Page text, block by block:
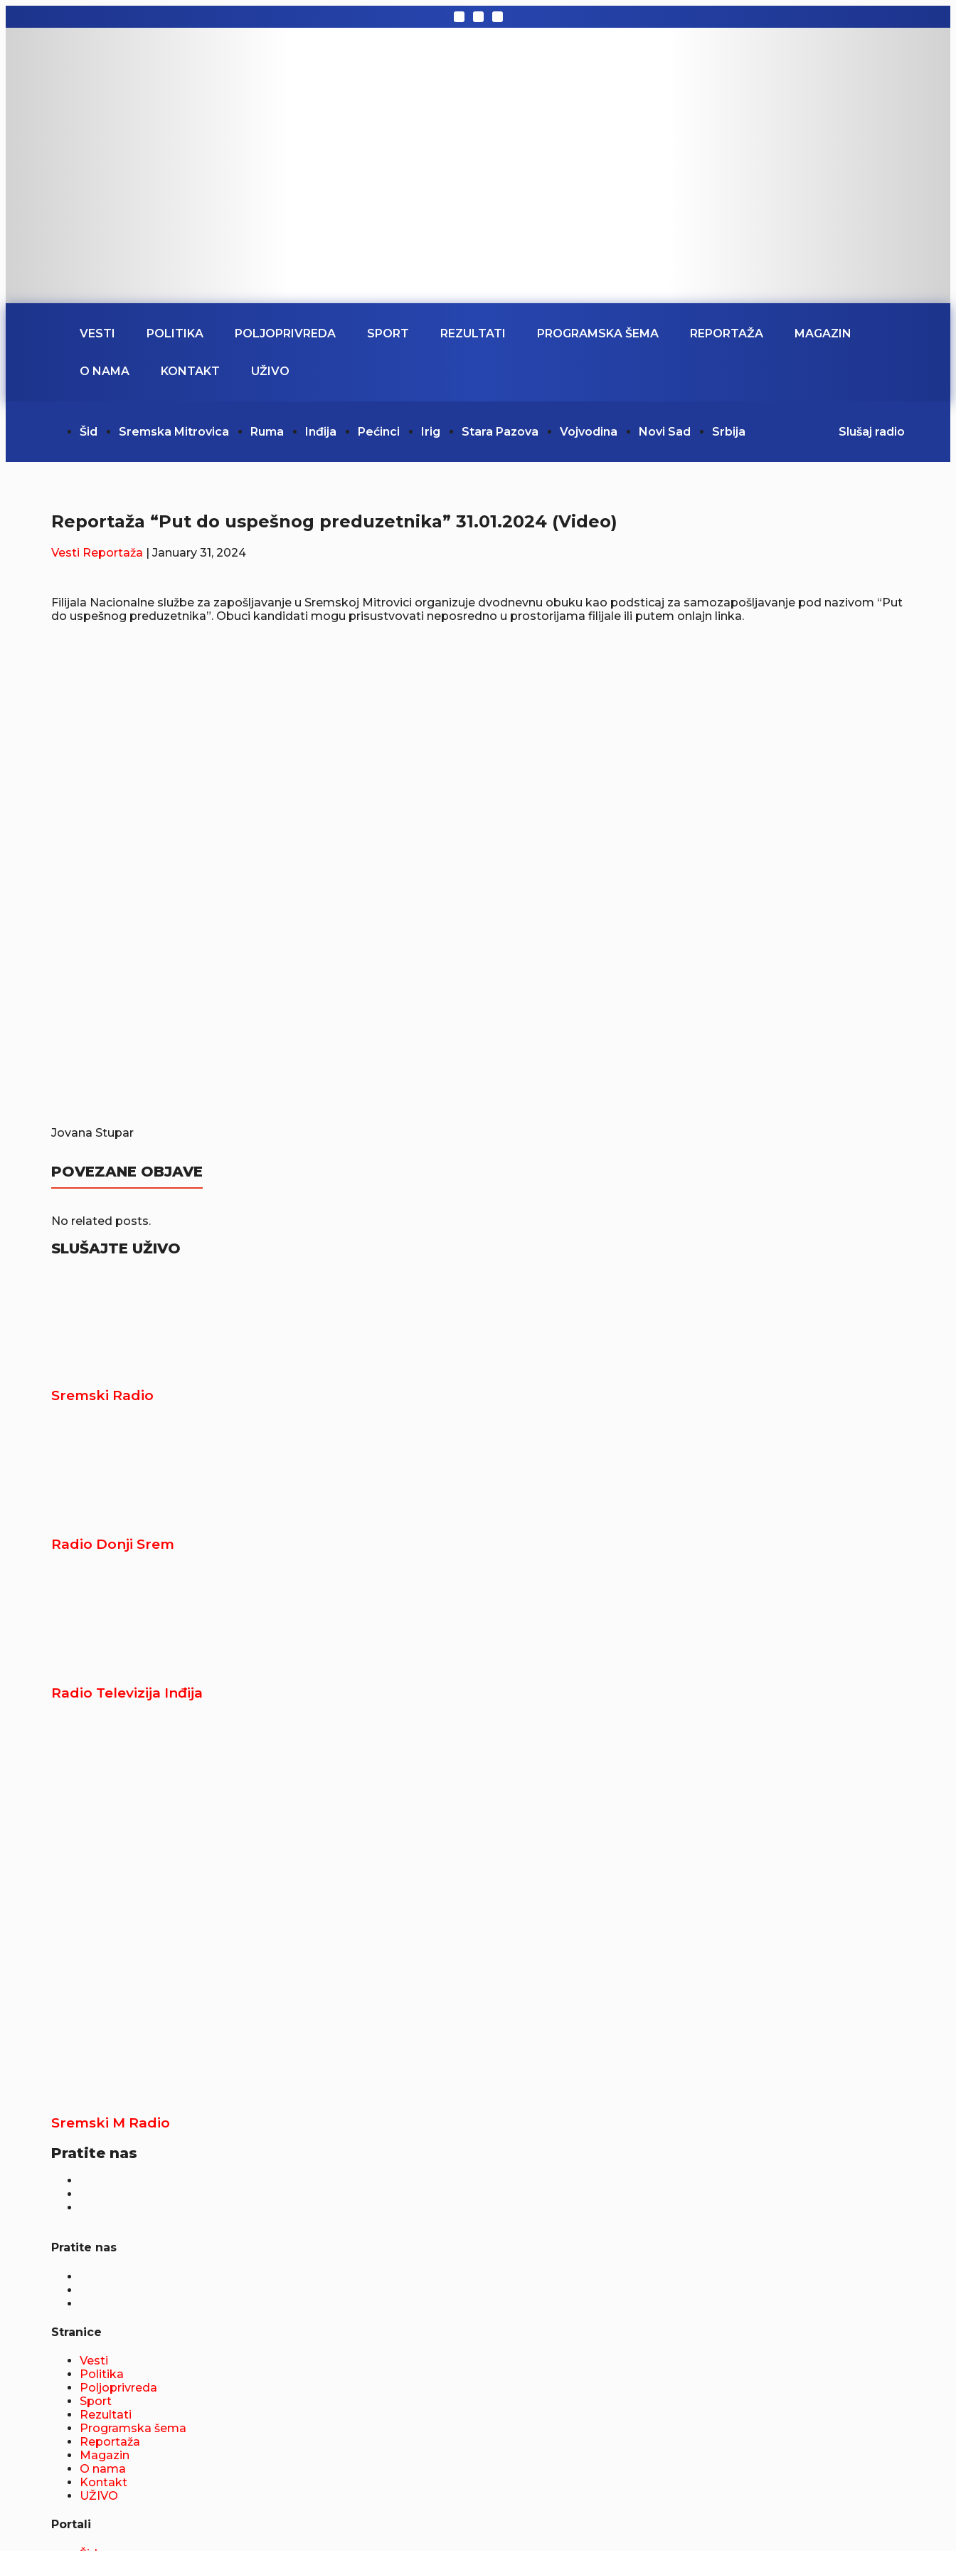
VESTI POLITIKA POLJOPRIVREDA SPORT REZULTATI PROGRAMSKA ŠEMA REPORTAŽA MAGAZIN
O NAMA KONTAKT UŽIVO
Šid Sremska Mitrovica Ruma Inđija Pećinci Irig Stara Pazova Vojvodina Novi Sad Srbija Slušaj radio
Reportaža “Put do uspešnog preduzetnika” 31.01.2024 (Video)
Vesti Reportaža | January 31, 2024
Filijala Nacionalne službe za zapošljavanje u Sremskoj Mitrovici organizuje dvodnevnu obuku kao podsticaj za samozapošljavanje pod nazivom “Put
do uspešnog preduzetnika”. Obuci kandidati mogu prisustvovati neposredno u prostorijama filijale ili putem onlajn linka.
Jovana Stupar
POVEZANE OBJAVE
No related posts.
SLUŠAJTE UŽIVO
Sremski Radio
Radio Donji Srem
Radio Televizija Inđija
Sremski M Radio
Pratite nas
Pratite nas
Stranice
Vesti
Politika
Poljoprivreda
Sport
Rezultati
Programska šema
Reportaža
Magazin
O nama
Kontakt
UŽIVO
Portali